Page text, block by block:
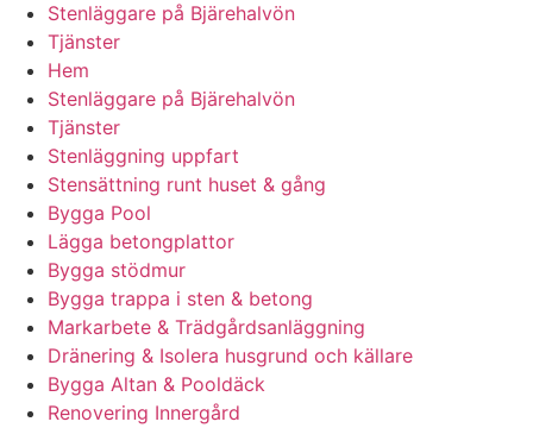
Stenläggare på Bjärehalvön
Tjänster
Hem
Stenläggare på Bjärehalvön
Tjänster
Stenläggning uppfart
Stensättning runt huset & gång
Bygga Pool
Lägga betongplattor
Bygga stödmur
Bygga trappa i sten & betong
Markarbete & Trädgårdsanläggning
Dränering & Isolera husgrund och källare
Bygga Altan & Pooldäck
Renovering Innergård